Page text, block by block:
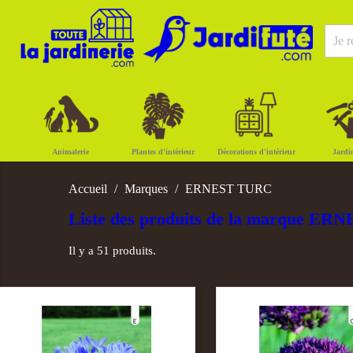
Animalerie Plantes d'intérieur Décorations d'intérieur
Accueil Marques ERNEST TURC
Liste des produits de la marque
Il y a 51 produits.